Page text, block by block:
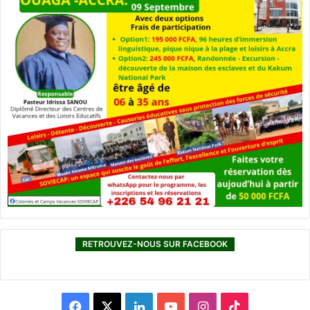
RETROUVEZ-NOUS SUR FACEBOOK
L
I